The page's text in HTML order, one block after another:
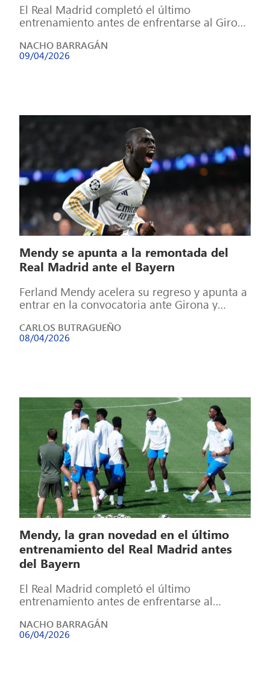
El Real Madrid completó el último
entrenamiento antes de enfrentarse al Girona
NACHO BARRAGÁN
09/04/2026
Mendy se apunta a la remontada del
Real Madrid ante el Bayern
Ferland Mendy acelera su regreso y apunta a
entrar en la convocatoria ante Girona y
CARLOS BUTRAGUEÑO
08/04/2026
Mendy, la gran novedad en el último
entrenamiento del Real Madrid antes
del Bayern
El Real Madrid completó el último
entrenamiento antes de enfrentarse al
final […]
NACHO BARRAGÁN
06/04/2026